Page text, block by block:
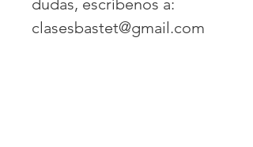
dudas, escríbenos a:
clasesbastet@gmail.com